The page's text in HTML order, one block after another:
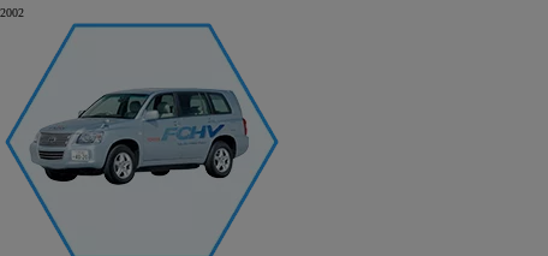
2002